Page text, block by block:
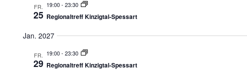
FR.
25
19:00- 23:30
Regionaltreff Kinzigtal-Spessart
Jan. 2027
FR.
29
19:00- 23:30
Regionaltreff Kinzigtal-Spessart